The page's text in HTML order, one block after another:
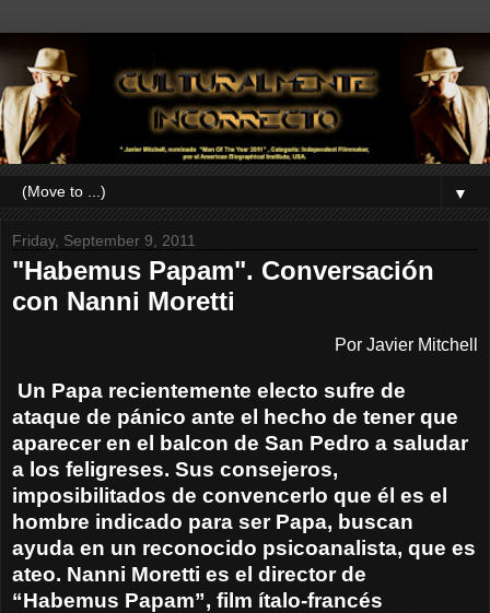
▼
Friday, September 9, 2011
"Habemus Papam". Conversación
con Nanni Moretti
Por Javier Mitchell
Un Papa recientemente electo sufre de
ataque de pánico ante el hecho de tener que
aparecer en el balcon de San Pedro a saludar
a los feligreses. Sus consejeros,
imposibilitados de convencerlo que él es el
hombre indicado para ser Papa, buscan
ayuda en un reconocido psicoanalista, que es
ateo. Nanni Moretti es el director de
“Habemus Papam”, film ítalo-francés